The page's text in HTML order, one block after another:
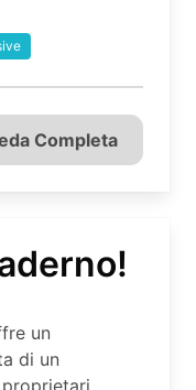
Completa
un
di un